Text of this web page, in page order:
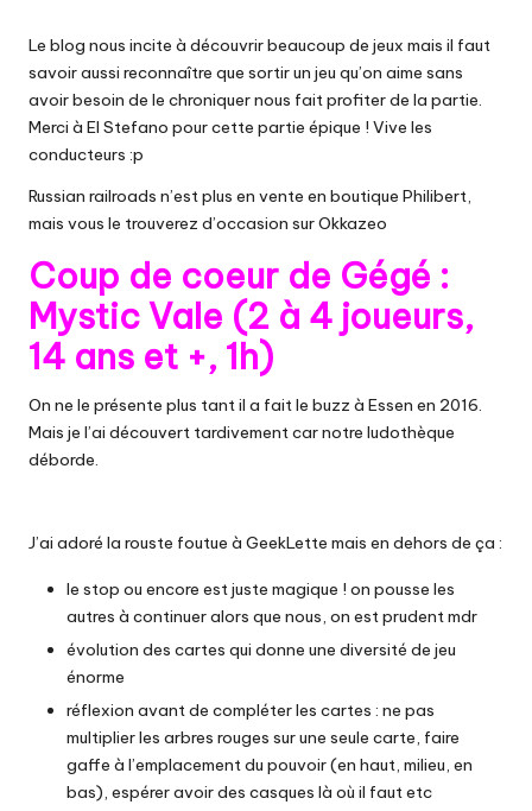
Le blog nous incite à découvrir beaucoup de jeux mais il faut
savoir aussi reconnaître que sortir un jeu qu’on aime sans
avoir besoin de le chroniquer nous fait profiter de la partie.
Merci à El Stefano pour cette partie épique ! Vive les
conducteurs :p
Russian railroads n’est plus en vente en boutique Philibert,
mais vous le trouverez d’occasion sur Okkazeo
Coup de coeur de Gégé :
Mystic Vale (2 à 4 joueurs,
14 ans et +, 1h)
On ne le présente plus tant il a fait le buzz à Essen en 2016.
Mais je l’ai découvert tardivement car notre ludothèque
déborde.
J’ai adoré la rouste foutue à GeekLette mais en dehors de ça :
le stop ou encore est juste magique ! on pousse les
autres à continuer alors que nous, on est prudent mdr
évolution des cartes qui donne une diversité de jeu
énorme
réflexion avant de compléter les cartes : ne pas
multiplier les arbres rouges sur une seule carte, faire
gaffe à l’emplacement du pouvoir (en haut, milieu, en
bas), espérer avoir des casques là où il faut etc